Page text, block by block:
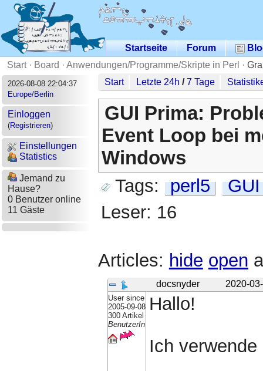
Startseite Forum
Start· Board · Anwendungen/Programme/Skripte in Perl ·
2026-08-08 22:04:37
Europe/Berlin
Einloggen
(Registrieren)
Einstellungen
Statistics
Jemand zu
Hause?
0 Benutzer online
11 Gäste
Start Letzte 24h /7 Tage
GUI Prima:
Event Loop bei
Windows
Tags: perl5
GUI
Leser: 16
Articles: hide open
docsnyder 2020-
User since
2005-09-08
300 Artikel
BenutzerIn
Hallo!
Ich